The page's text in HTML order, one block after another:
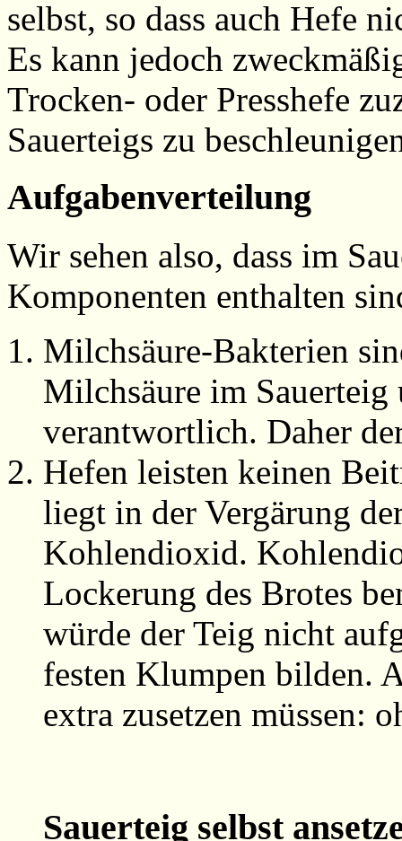
selbst, so dass auch Hefe
Es kann jedoch
Trocken- oder Presshefe
Sauerteigs zu
Aufgabenverteilung
Wir sehen also, dass im
Komponenten enthalten
Milchsäure-Bakterien
Milchsäure im
verantwortlich. Daher
Hefen leisten keinen
liegt in der Vergärung
Kohlendioxid.
Lockerung des Brotes
würde der Teig nicht
festen Klumpen bilden.
extra zusetzen müssen:
Sauerteig selbst